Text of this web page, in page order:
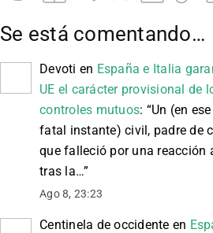
Se está comentando…
Devoti en España e Italia
UE el carácter provisional de
controles mutuos: “Un (en
fatal instante) civil, padre de
que falleció por una reacción
tras la…”
Ago 8, 23:23
Centinela de occidente en